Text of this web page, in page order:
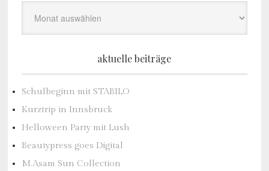
aktuelle beiträge
Schulbeginn mit STABILO
Kurztrip in Innsbruck
Helloween Party mit Lush
Beautypress goes Digital
M.Asam Sun Collection